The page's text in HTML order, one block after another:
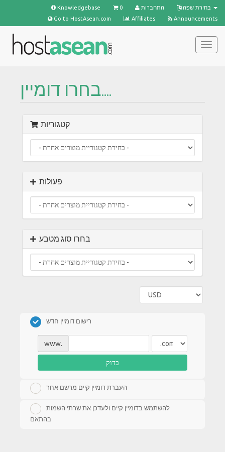
התחברות 0
Knowledgebase
Announcements
Affiliates
Go to HostAsean.com
בחרו דומיין....
קטגוריות
פעולות
בחרו סוג מטבע
רישום דומיין חדש
www.
בדוק
העברת דומיין קיים מרשם אחר
להשתמש בדומיין קיים ולעדכן את שרתי השמות
בהתאם